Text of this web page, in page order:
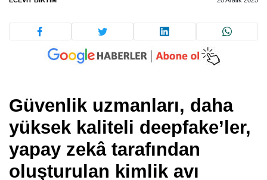
Güvenlik uzmanları, daha
yüksek kaliteli deepfake’ler,
yapay zekâ tarafından
oluşturulan kimlik avı